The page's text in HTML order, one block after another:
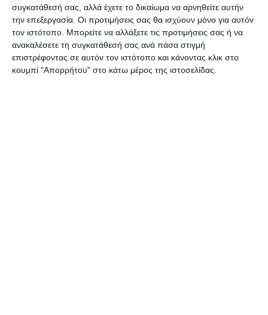
συγκατάθεσή σας, αλλά έχετε το δικαίωμα να αρνηθείτε αυτήν
την επεξεργασία. Οι προτιμήσεις σας θα ισχύουν μόνο για αυτόν
τον ιστότοπο. Μπορείτε να αλλάξετε τις προτιμήσεις σας ή να
ανακαλέσετε τη συγκατάθεσή σας ανά πάσα στιγμή
επιστρέφοντας σε αυτόν τον ιστότοπο και κάνοντας κλικ στο
κουμπί "Απορρήτου" στο κάτω μέρος της ιστοσελίδας.
Αφήστε ένα σχόλιο